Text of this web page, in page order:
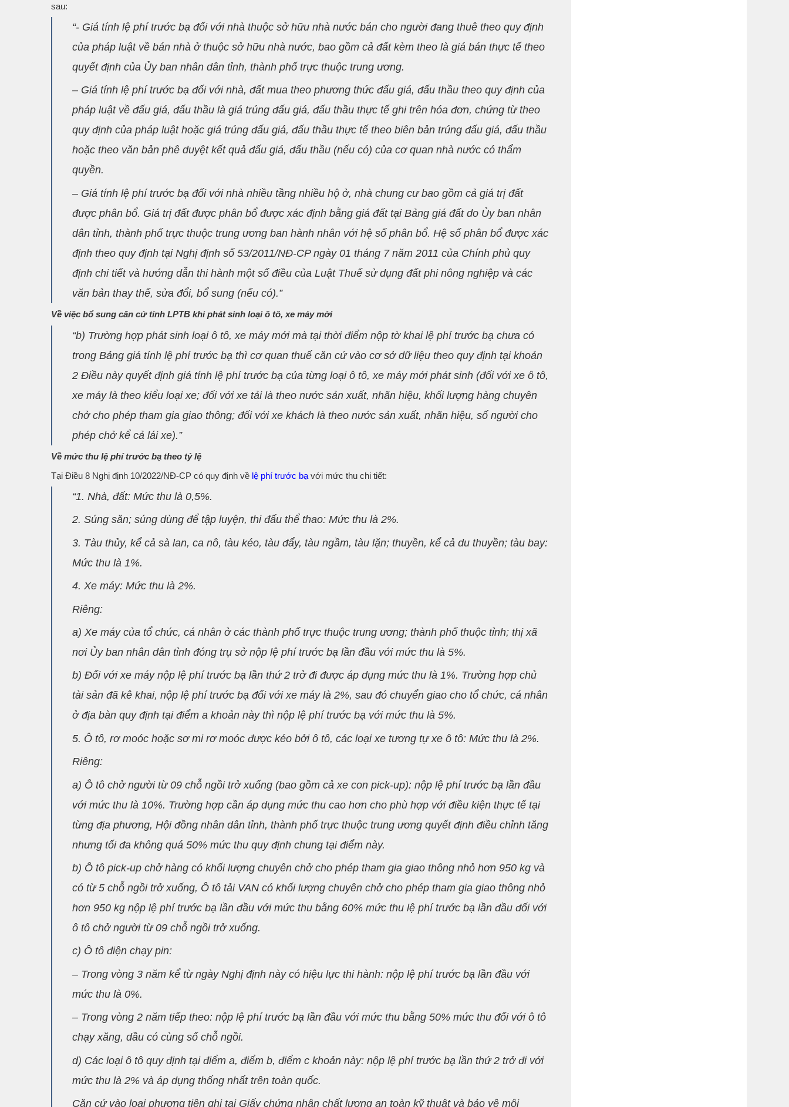
sau:
“- Giá tính lệ phí trước bạ đối với nhà thuộc sở hữu nhà nước bán cho người đang thuê theo quy định
của pháp luật về bán nhà ở thuộc sở hữu nhà nước, bao gồm cả đất kèm theo là giá bán thực tế theo
quyết định của Ủy ban nhân dân tỉnh, thành phố trực thuộc trung ương.
– Giá tính lệ phí trước bạ đối với nhà, đất mua theo phương thức đấu giá, đấu thầu theo quy định của
pháp luật về đấu giá, đấu thầu là giá trúng đấu giá, đấu thầu thực tế ghi trên hóa đơn, chứng từ theo
quy định của pháp luật hoặc giá trúng đấu giá, đấu thầu thực tế theo biên bản trúng đấu giá, đấu thầu
hoặc theo văn bản phê duyệt kết quả đấu giá, đấu thầu (nếu có) của cơ quan nhà nước có thẩm
quyền.
– Giá tính lệ phí trước bạ đối với nhà nhiều tầng nhiều hộ ở, nhà chung cư bao gồm cả giá trị đất
được phân bổ. Giá trị đất được phân bổ được xác định bằng giá đất tại Bảng giá đất do Ủy ban nhân
dân tỉnh, thành phố trực thuộc trung ương ban hành nhân với hệ số phân bổ. Hệ số phân bổ được xác
định theo quy định tại Nghị định số 53/2011/NĐ-CP ngày 01 tháng 7 năm 2011 của Chính phủ quy
định chi tiết và hướng dẫn thi hành một số điều của Luật Thuế sử dụng đất phi nông nghiệp và các
văn bản thay thế, sửa đổi, bổ sung (nếu có).”
Về việc bổ sung căn cứ tính LPTB khi phát sinh loại ô tô, xe máy mới
“b) Trường hợp phát sinh loại ô tô, xe máy mới mà tại thời điểm nộp tờ khai lệ phí trước bạ chưa có
trong Bảng giá tính lệ phí trước bạ thì cơ quan thuế căn cứ vào cơ sở dữ liệu theo quy định tại khoản
2 Điều này quyết định giá tính lệ phí trước bạ của từng loại ô tô, xe máy mới phát sinh (đối với xe ô tô,
xe máy là theo kiểu loại xe; đối với xe tải là theo nước sản xuất, nhãn hiệu, khối lượng hàng chuyên
chở cho phép tham gia giao thông; đối với xe khách là theo nước sản xuất, nhãn hiệu, số người cho
phép chở kể cả lái xe).”
Về mức thu lệ phí trước bạ theo tỷ lệ
Tại Điều 8 Nghị định 10/2022/NĐ-CP có quy định về lệ phí trước bạ với mức thu chi tiết:
“1. Nhà, đất: Mức thu là 0,5%.
2. Súng săn; súng dùng để tập luyện, thi đấu thể thao: Mức thu là 2%.
3. Tàu thủy, kể cả sà lan, ca nô, tàu kéo, tàu đẩy, tàu ngầm, tàu lặn; thuyền, kể cả du thuyền; tàu bay:
Mức thu là 1%.
4. Xe máy: Mức thu là 2%.
Riêng:
a) Xe máy của tổ chức, cá nhân ở các thành phố trực thuộc trung ương; thành phố thuộc tỉnh; thị xã
nơi Ủy ban nhân dân tỉnh đóng trụ sở nộp lệ phí trước bạ lần đầu với mức thu là 5%.
b) Đối với xe máy nộp lệ phí trước bạ lần thứ 2 trở đi được áp dụng mức thu là 1%. Trường hợp chủ
tài sản đã kê khai, nộp lệ phí trước bạ đối với xe máy là 2%, sau đó chuyển giao cho tổ chức, cá nhân
ở địa bàn quy định tại điểm a khoản này thì nộp lệ phí trước bạ với mức thu là 5%.
5. Ô tô, rơ moóc hoặc sơ mi rơ moóc được kéo bởi ô tô, các loại xe tương tự xe ô tô: Mức thu là 2%.
Riêng:
a) Ô tô chở người từ 09 chỗ ngồi trở xuống (bao gồm cả xe con pick-up): nộp lệ phí trước bạ lần đầu
với mức thu là 10%. Trường hợp cần áp dụng mức thu cao hơn cho phù hợp với điều kiện thực tế tại
từng địa phương, Hội đồng nhân dân tỉnh, thành phố trực thuộc trung ương quyết định điều chỉnh tăng
nhưng tối đa không quá 50% mức thu quy định chung tại điểm này.
b) Ô tô pick-up chở hàng có khối lượng chuyên chở cho phép tham gia giao thông nhỏ hơn 950 kg và
có từ 5 chỗ ngồi trở xuống, Ô tô tải VAN có khối lượng chuyên chở cho phép tham gia giao thông nhỏ
hơn 950 kg nộp lệ phí trước bạ lần đầu với mức thu bằng 60% mức thu lệ phí trước bạ lần đầu đối với
ô tô chở người từ 09 chỗ ngồi trở xuống.
c) Ô tô điện chạy pin:
– Trong vòng 3 năm kể từ ngày Nghị định này có hiệu lực thi hành: nộp lệ phí trước bạ lần đầu với
mức thu là 0%.
– Trong vòng 2 năm tiếp theo: nộp lệ phí trước bạ lần đầu với mức thu bằng 50% mức thu đối với ô tô
chạy xăng, dầu có cùng số chỗ ngồi.
d) Các loại ô tô quy định tại điểm a, điểm b, điểm c khoản này: nộp lệ phí trước bạ lần thứ 2 trở đi với
mức thu là 2% và áp dụng thống nhất trên toàn quốc.
Căn cứ vào loại phương tiện ghi tại Giấy chứng nhận chất lượng an toàn kỹ thuật và bảo vệ môi